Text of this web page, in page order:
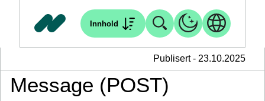
Innhold
Publisert - 23.10.2025
Message (POST)